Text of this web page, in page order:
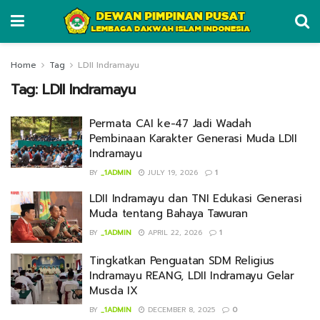
Home Tag LDII Indramayu
Tag: LDII Indramayu
Permata CAI ke-47 Jadi Wadah
Pembinaan Karakter Generasi Muda LDII
Indramayu
BY _1ADMIN JULY 19, 2026 1
LDII Indramayu dan TNI Edukasi Generasi
Muda tentang Bahaya Tawuran
BY _1ADMIN APRIL 22, 2026 1
Tingkatkan Penguatan SDM Religius
Indramayu REANG, LDII Indramayu Gelar
Musda IX
BY _1ADMIN DECEMBER 8, 2025 0